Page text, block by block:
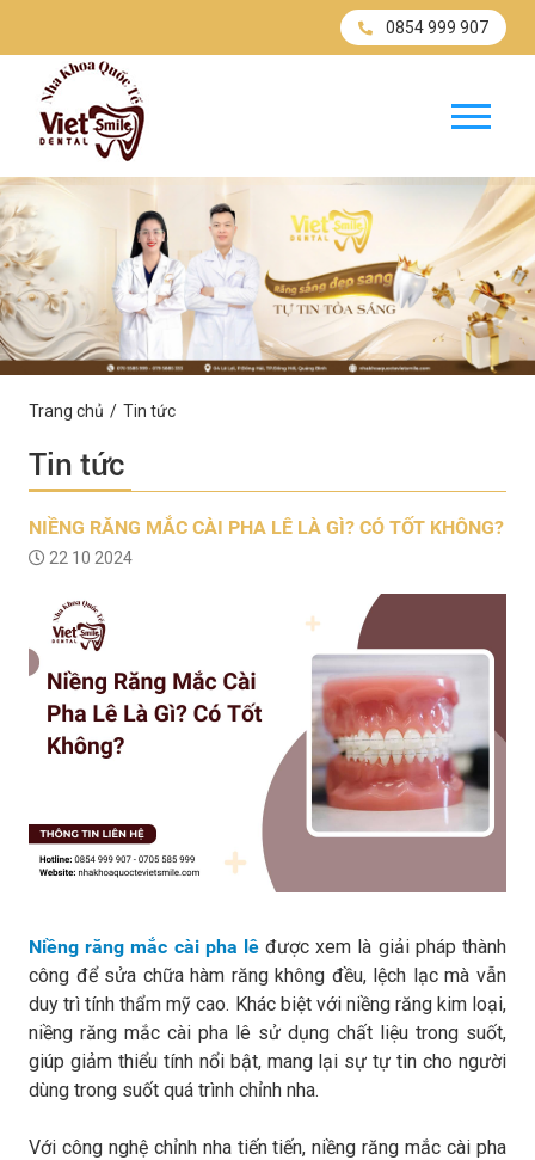
0854 999 907
Trang chủ Tin tức
Tin tức
NIỀNG RĂNG MẮC CÀI PHA LÊ LÀ GÌ? CÓ TỐT KHÔNG?
22 10 2024
Niềng răng mắc cài pha lêđược xem là giải pháp thành
công để sửa chữa hàm răng không đều, lệch lạc mà vẫn
duy trì tính thẩm mỹ cao. Khác biệt với niềng răng kim loại,
niềng răng mắc cài pha lê sử dụng chất liệu trong suốt,
giúp giảm thiểu tính nổi bật, mang lại sự tự tin cho người
dùng trong suốt quá trình chỉnh nha.
Với công nghệ chỉnh nha tiến tiến, niềng răng mắc cài pha